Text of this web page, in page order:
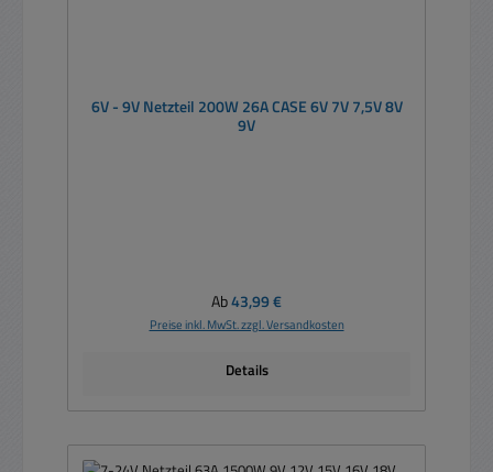
6V - 9V Netzteil 200W 26A CASE 6V 7V 7,5V 8V
9V
Regulärer Preis:
Ab43,99 €
Preise inkl. MwSt. zzgl. Versandkosten
Details